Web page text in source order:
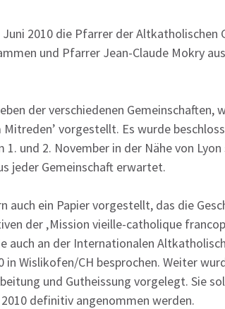
2010 die Pfarrer der Altkatholischen
und Pfarrer Jean-Claude Mokry
der verschiedenen Gemeinschaften,
vorgestellt. Es wurde
1. und 2. November in der Nähe von
jeder Gemeinschaft erwartet.
auch ein Papier vorgestellt, das die
der ‚Mission vieille-catholique
auch an der Internationalen
Wislikofen/CH besprochen. Weiter
und Gutheissung vorgelegt. Sie
definitiv angenommen werden.